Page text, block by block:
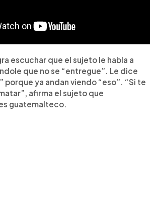
escuchar que el sujeto le habla a
que no se “entregue”. Le dice
porque ya andan viendo “eso”. “Si te
afirma el sujeto que
guatemalteco.